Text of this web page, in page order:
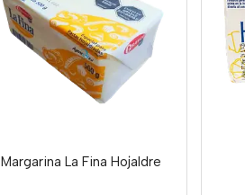
Margarina La Fina Hojaldre